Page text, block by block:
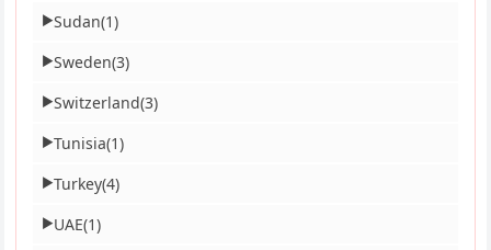
▶Sudan(1)
▶Sweden(3)
▶Switzerland(3)
▶Tunisia(1)
▶Turkey(4)
▶UAE(1)